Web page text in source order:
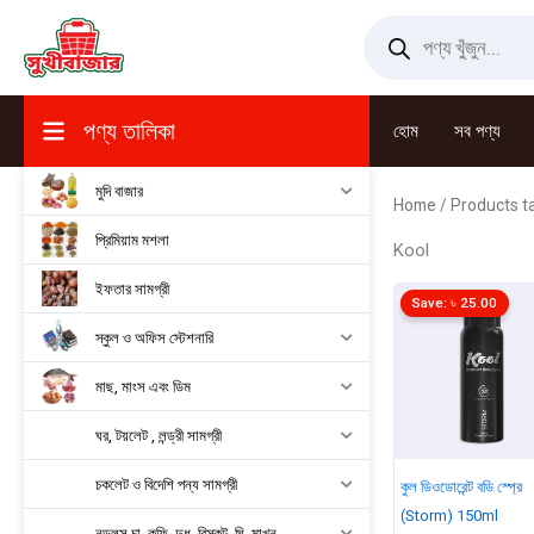
content
search
পণ্য তালিকা হোম সব পণ্য
মুদি বাজার
প্রিমিয়াম মশলা
ইফতার সামগ্রী
স্কুল ও অফিস স্টেশনারি
মাছ, মাংস এবং ডিম
ঘর, টয়লেট , লন্ড্রী সামগ্রী
চকলেট ও বিদেশি পন্য সামগ্রী
Home / Products
Kool
কুল ডিওডোরেন্ট বডি স্প্রে
(Storm) 150ml
Save:৳ 25.00